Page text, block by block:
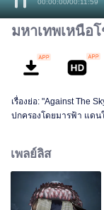
00:00:00/00:11:59
มหาเทพเหนือ
เรื่องย่อ: "Against The
ปกครองโดยมารฟ้า แดน
สุดท้ายรวมแผ่นดินเทียนฝ
เพลย์ลิส